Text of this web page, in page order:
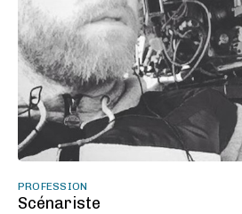
PROFESSION
Scénariste